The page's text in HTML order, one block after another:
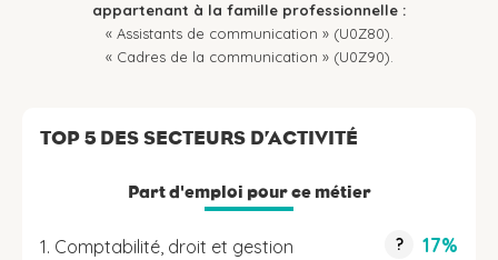
appartenant à la famille professionnelle :
« Assistants de communication » (U0Z80).
« Cadres de la communication » (U0Z90).
TOP 5 DES SECTEURS D’ACTIVITÉ
Part d'emploi pour ce métier
1. Comptabilité, droit et gestion ? 17%